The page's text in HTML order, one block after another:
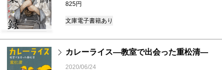
825円
文庫電子書籍あり
カレーライス―教室で出会った重松清―
2020/06/24